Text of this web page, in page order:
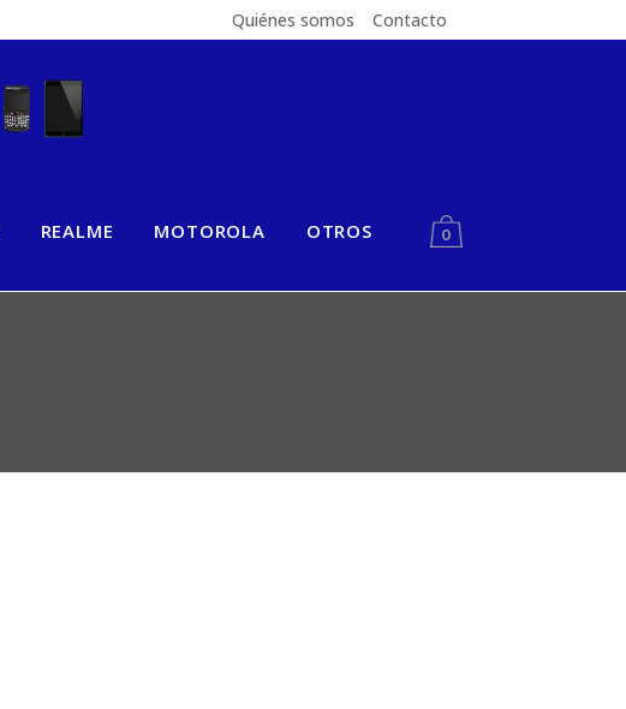
Quiénes somos Contacto
REALME MOTOROLA OTROS 0